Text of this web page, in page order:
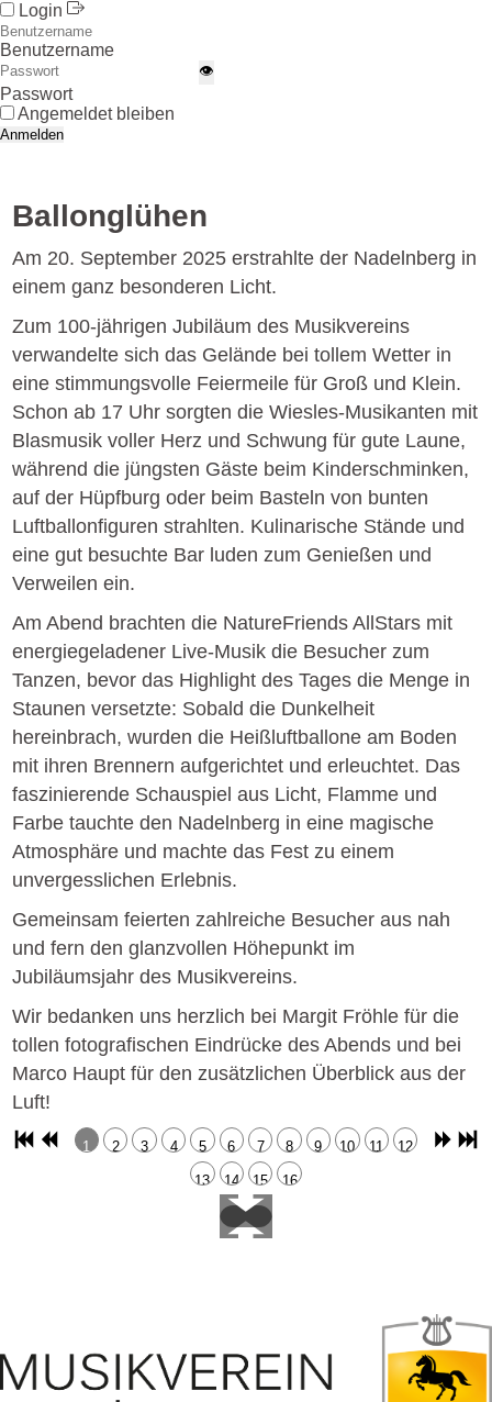
Login
Benutzername
👁
Passwort
Angemeldet bleiben
Anmelden
Ballonglühen
Am 20. September 2025 erstrahlte der Nadelnberg in
einem ganz besonderen Licht.
Zum 100-jährigen Jubiläum des Musikvereins
verwandelte sich das Gelände bei tollem Wetter in
eine stimmungsvolle Feiermeile für Groß und Klein.
Schon ab 17 Uhr sorgten die Wiesles-Musikanten mit
Blasmusik voller Herz und Schwung für gute Laune,
während die jüngsten Gäste beim Kinderschminken,
auf der Hüpfburg oder beim Basteln von bunten
Luftballonfiguren strahlten. Kulinarische Stände und
eine gut besuchte Bar luden zum Genießen und
Verweilen ein.
Am Abend brachten die NatureFriends AllStars mit
energiegeladener Live-Musik die Besucher zum
Tanzen, bevor das Highlight des Tages die Menge in
Staunen versetzte: Sobald die Dunkelheit
hereinbrach, wurden die Heißluftballone am Boden
mit ihren Brennern aufgerichtet und erleuchtet. Das
faszinierende Schauspiel aus Licht, Flamme und
Farbe tauchte den Nadelnberg in eine magische
Atmosphäre und machte das Fest zu einem
unvergesslichen Erlebnis.
Gemeinsam feierten zahlreiche Besucher aus nah
und fern den glanzvollen Höhepunkt im
Jubiläumsjahr des Musikvereins.
Wir bedanken uns herzlich bei Margit Fröhle für die
tollen fotografischen Eindrücke des Abends und bei
Marco Haupt für den zusätzlichen Überblick aus der
Luft!
1 2 3 4 5 6 7 8 9 10 11 12
13 14 15 16